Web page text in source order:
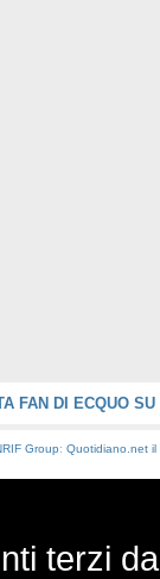
FAN DI ECQUO SU
Group: Quotidiano.net il
terzi